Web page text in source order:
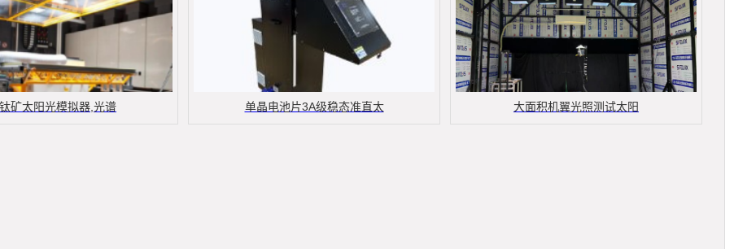
矿太阳光模拟器,光谱 单晶电池片3A级稳态准直太 大面积机翼光照测试太阳